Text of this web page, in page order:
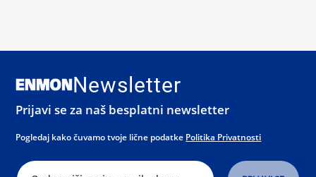
Newsletter
Prijavi se za naš besplatni newsletter
Pogledaj kako čuvamo tvoje lične podatke Politika Privatnosti